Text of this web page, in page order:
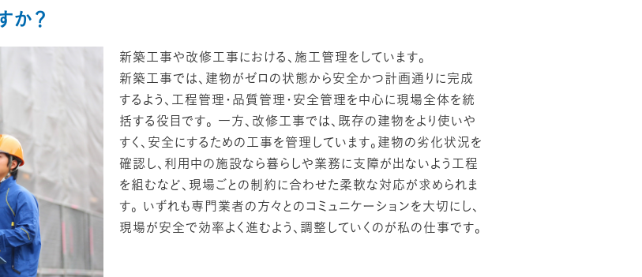
か？
新築工事や改修工事における、施工管理をしています。
新築工事では、建物がゼロの状態から安全かつ計画通りに完成
するよう、工程管理・品質管理・安全管理を中心に現場全体を統
括する役目です。 一方、改修工事では、既存の建物をより使いや
すく、安全にするための工事を管理しています。建物の劣化状況を
確認し、利用中の施設なら暮らしや業務に支障が出ないよう工程
を組むなど、現場ごとの制約に合わせた柔軟な対応が求められま
す。 いずれも専門業者の方々とのコミュニケーションを大切にし、
現場が安全で効率よく進むよう、調整していくのが私の仕事です。